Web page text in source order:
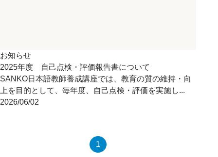
お知らせ
2025年度 自己点検・評価報告書について
SANKO日本語教師養成講座では、教育の質の維持・向
上を目的として、毎年度、自己点検・評価を実施し...
2026/06/02
1